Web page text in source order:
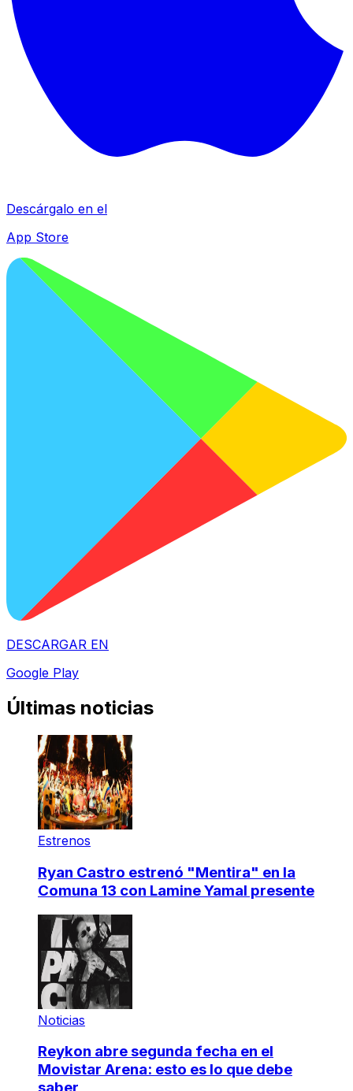
Descárgalo en el
App Store
DESCARGAR EN
Google Play
Últimas noticias
Estrenos
Ryan Castro estrenó "Mentira" en la
Comuna 13 con Lamine Yamal presente
Noticias
Reykon abre segunda fecha en el
Movistar Arena: esto es lo que debe